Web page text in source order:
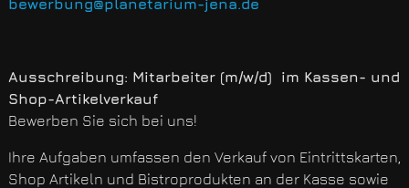
Ausschreibung: Mitarbeiter (m/w/d) im Kassen- und
Shop-Artikelverkauf
Bewerben Sie sich bei uns!
Ihre Aufgaben umfassen den Verkauf von Eintrittskarten,
Shop Artikeln und Bistroprodukten an der Kasse sowie